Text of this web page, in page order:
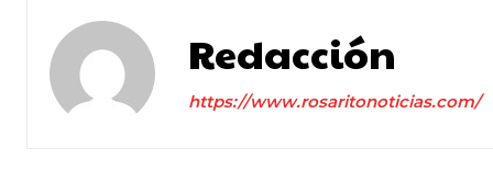
Redacción
https://www.rosaritonoticias.com/